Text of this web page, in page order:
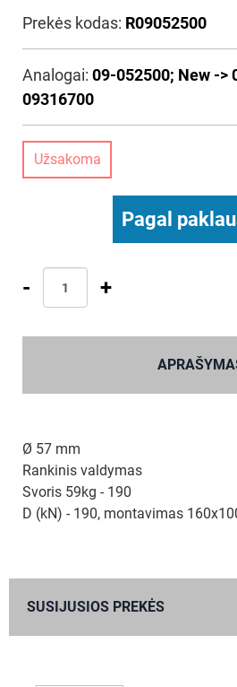
Prekės kodas: R09052500
Analogai: 09-052500; New ->
09316700
Užsakoma
Pagal
- +
Ø 57 mm
Rankinis valdymas
Svoris 59kg - 190
D (kN) - 190, montavimas
SUSIJUSIOS PREKĖS